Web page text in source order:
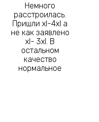
Немного
расстроилась.
Пришли xl-4xl а
не как заявлено
xl- 3xl. В
остальном
качество
нормальное